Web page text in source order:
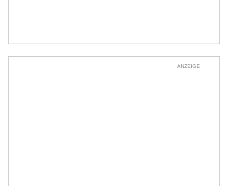
ANZEIGE